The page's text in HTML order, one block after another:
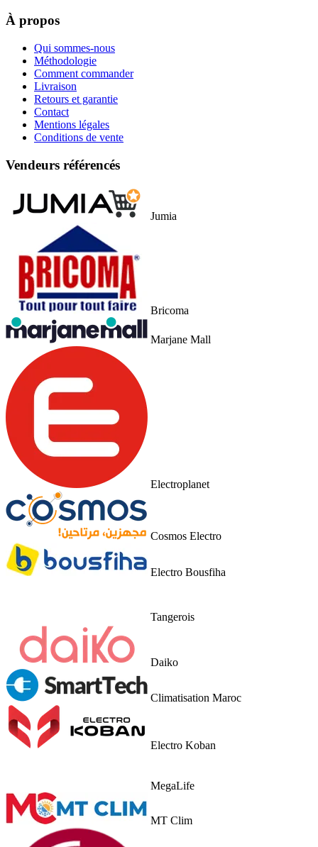
À propos
Qui sommes-nous
Méthodologie
Comment commander
Livraison
Retours et garantie
Contact
Mentions légales
Conditions de vente
Vendeurs référencés
Jumia
Bricoma
Marjane Mall
Electroplanet
Cosmos Electro
Electro Bousfiha
Tangerois
Daiko
Climatisation Maroc
Electro Koban
MegaLife
MT Clim